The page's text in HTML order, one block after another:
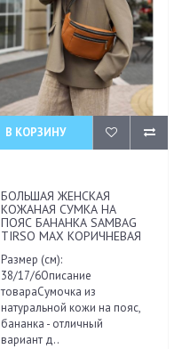
В КОРЗИНУ
БОЛЬШАЯ ЖЕНСКАЯ
КОЖАНАЯ СУМКА НА
ПОЯС БАНАНКА SAMBAG
TIRSO MAX КОРИЧНЕВАЯ
Размер (см):
38/17/6Описание
товараСумочка из
натуральной кожи на пояс,
бананка - отличный
вариант д..